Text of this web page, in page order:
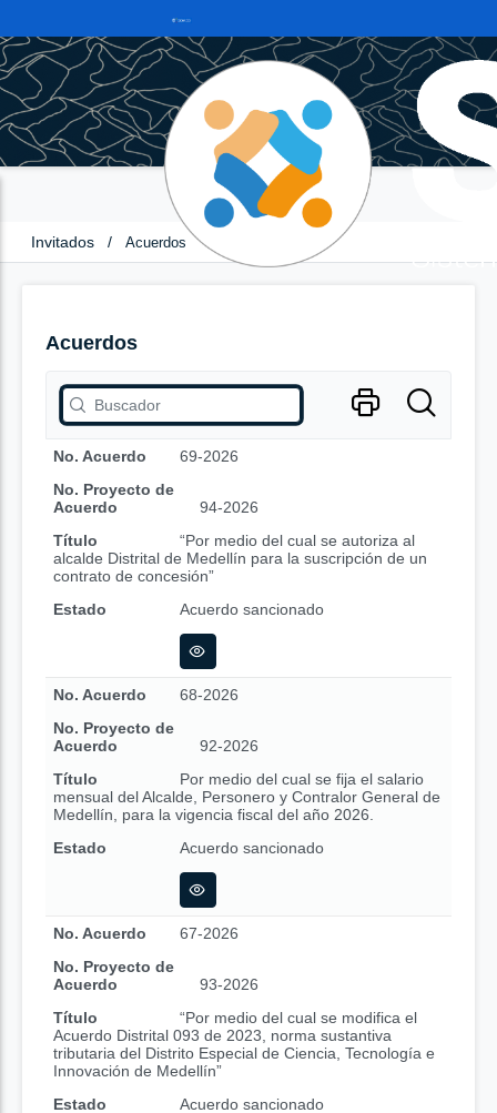
Invitados / Acuerdos
Acuerdos
No. Acuerdo
69-2026
No. Proyecto de
Acuerdo
94-2026
Título
“Por medio del cual se autoriza al
alcalde Distrital de Medellín para la suscripción de un
contrato de concesión”
Estado
Acuerdo sancionado
No. Acuerdo
68-2026
No. Proyecto de
Acuerdo
92-2026
Título
Por medio del cual se fija el salario
mensual del Alcalde, Personero y Contralor General de
Medellín, para la vigencia fiscal del año 2026.
Estado
Acuerdo sancionado
No. Acuerdo
67-2026
No. Proyecto de
Acuerdo
93-2026
Título
“Por medio del cual se modifica el
Acuerdo Distrital 093 de 2023, norma sustantiva
tributaria del Distrito Especial de Ciencia, Tecnología e
Innovación de Medellín”
Estado
Acuerdo sancionado